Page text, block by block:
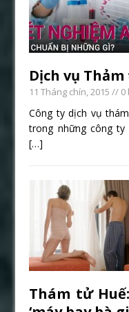
Dịch vụ
11 Tháng chín, 2015 // 0
Công ty dịch vụ
trong những công
[…]
Thám tử